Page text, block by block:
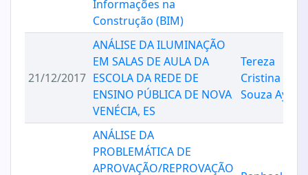
Informações na
Construção (BIM)
21/12/2017
ANÁLISE DA ILUMINAÇÃO
EM SALAS DE AULA DA
ESCOLA DA REDE DE
ENSINO PÚBLICA DE NOVA
VENÉCIA, ES
Tereza
Cristina De
Souza Ayres
ANÁLISE DA
PROBLEMÁTICA DE
APROVAÇÃO/REPROVAÇÃO